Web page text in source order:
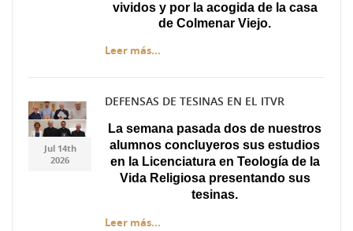
vividos y por la acogida de la casa
de Colmenar Viejo.
Leer más...
Diseño sin título.jpg
Diseño sin título.jpg
Jul 14th
2026
DEFENSAS DE TESINAS EN EL ITVR
La semana pasada dos de nuestros
alumnos concluyeros sus estudios
en la Licenciatura en Teología de la
Vida Religiosa presentando sus
tesinas.
Leer más...